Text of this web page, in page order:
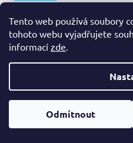
Tento web používá soubory
tohoto webu vyjadřujete
informací zde.
Odmítnout